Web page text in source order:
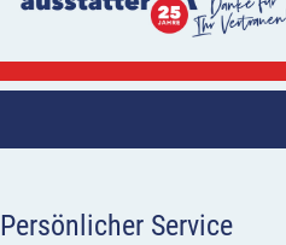
Persönlicher Service